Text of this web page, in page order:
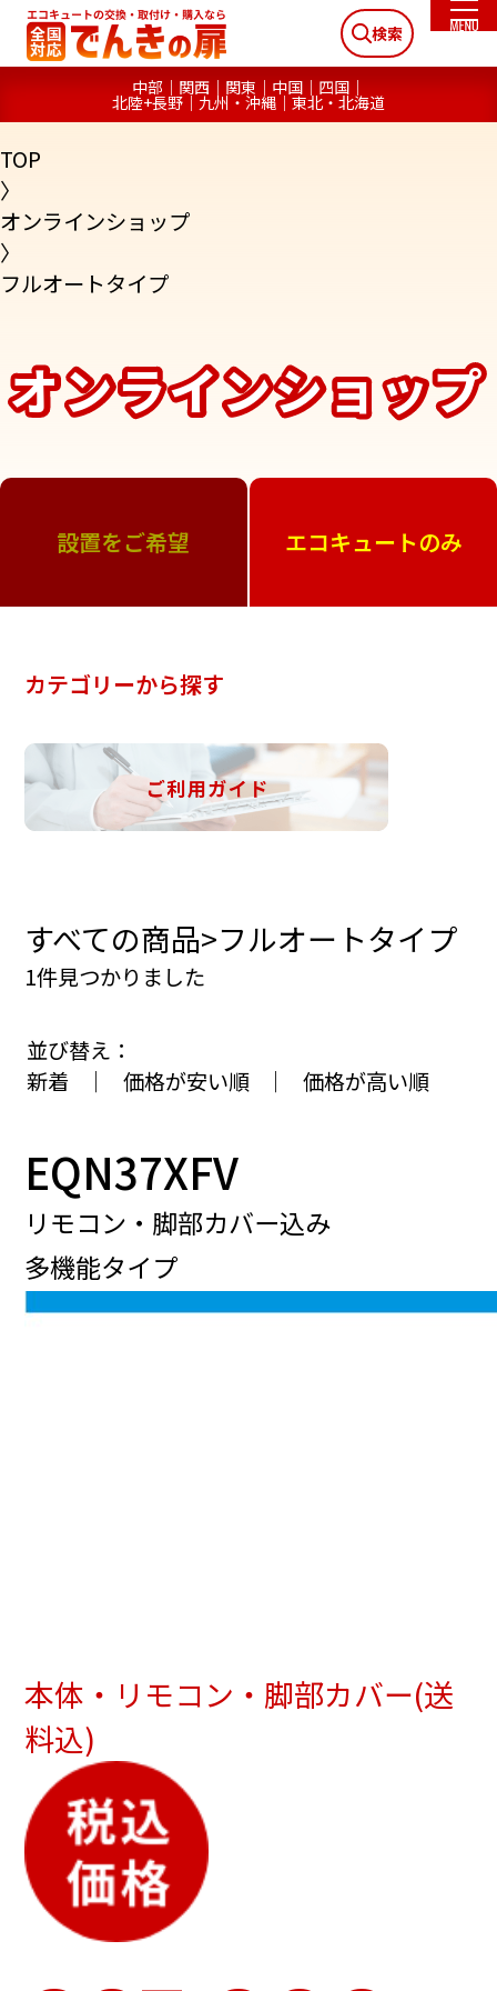
検索
中部 関西 関東 中国 四国
北陸+長野 九州・沖縄 東北・北海道
TOP
〉
オンラインショップ
〉
フルオートタイプ
オンラインショップ
オンラインショップ
設置をご希望 エコキュートのみ
カテゴリーから探す
すべての商品>フルオートタイプ
1件見つかりました
並び替え：
新着
｜ 価格が安い順 ｜ 価格が高い順
EQN37XFV
リモコン・脚部カバー込み
多機能タイプ
本体・リモコン・脚部カバー(送
料込)